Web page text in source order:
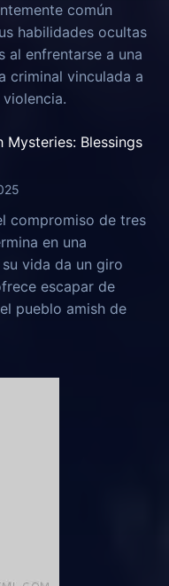
común
habilidades ocultas
al enfrentarse a una
criminal vinculada a
Mysteries: Blessings
compromiso de tres
en una
vida da un giro
escapar de
pueblo amish de